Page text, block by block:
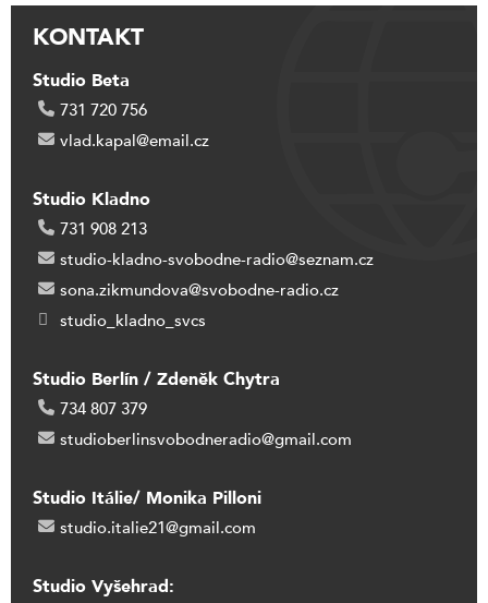
KONTAKT
Studio Beta
731 720 756
vlad.kapal@email.cz
Studio Kladno
731 908 213
studio-kladno-svobodne-radio@seznam.cz
sona.zikmundova@svobodne-radio.cz
studio_kladno_svcs
Studio Berlín / Zdeněk Chytra
734 807 379
studioberlinsvobodneradio@gmail.com
Studio Itálie/ Monika Pilloni
studio.italie21@gmail.com
Studio Vyšehrad: